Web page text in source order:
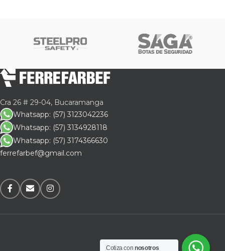
Cra 26 # 29-04, Bucaramanga
Whatsapp: (57) 3123042236
Whatsapp: (57) 3134928118
Whatsapp: (57) 3174366630
ferrefarbef@gmail.com
Cotiza connosotros